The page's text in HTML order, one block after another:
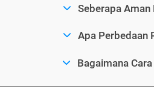
Seberapa
Apa Perbedaan
Bagaimana